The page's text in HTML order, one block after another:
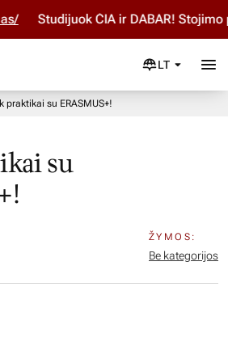
Studijuok ČIA ir DABAR! Stojimo
LT
praktikai su ERASMUS+!
su
ŽYMOS:
Be kategorijos